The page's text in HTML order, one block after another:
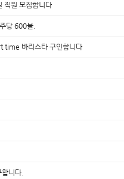
직원 모집합니다
당 600불.
time 바리스타 구인합니다
니다.